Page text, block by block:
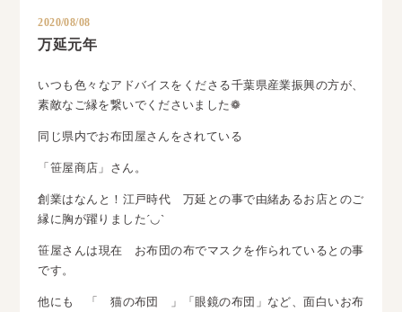
2020/08/08
万延元年
いつも色々なアドバイスをくださる千葉県産業振興の方が、
素敵なご縁を繋いでくださいました❁
同じ県内でお布団屋さんをされている
「笹屋商店」さん。
創業はなんと！江戸時代 万延との事で由緒あるお店とのご
縁に胸が躍りました´◡`
笹屋さんは現在 お布団の布でマスクを作られているとの事
です。
他にも 「 猫の布団 」「眼鏡の布団」など、面白いお布